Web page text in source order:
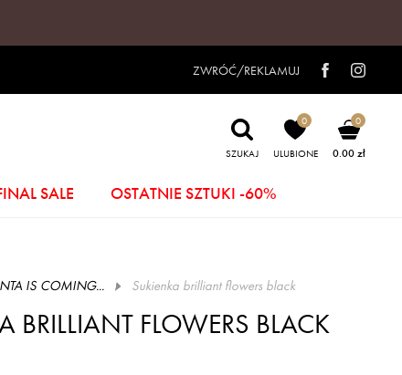
ZWRÓĆ/REKLAMUJ
SZUKAJ
0
ULUBIONE
0
0.00 zł
SALE OSTATNIE SZTUKI -60%
IS COMING... sukienka brilliant flowers black
BRILLIANT FLOWERS BLACK